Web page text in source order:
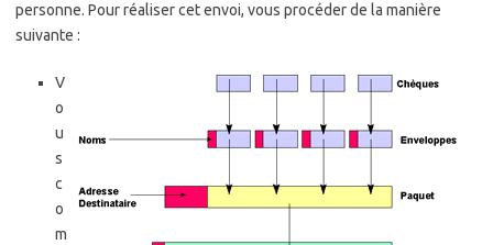
personne. Pour réaliser cet envoi, vous procéder de la manière
suivante :
V
o
u
s
c
o
m